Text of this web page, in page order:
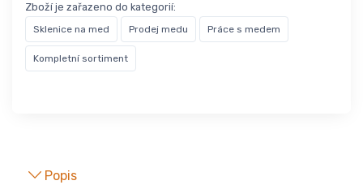
Zboží je zařazeno do kategorií:
Sklenice na med Prodej medu Práce s medem
Kompletní sortiment
Popis